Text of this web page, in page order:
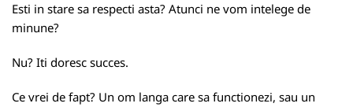
Esti in stare sa respecti asta? Atunci ne vom intelege de
minune?
Nu? Iti doresc succes.
Ce vrei de fapt? Un om langa care sa functionezi, sau un